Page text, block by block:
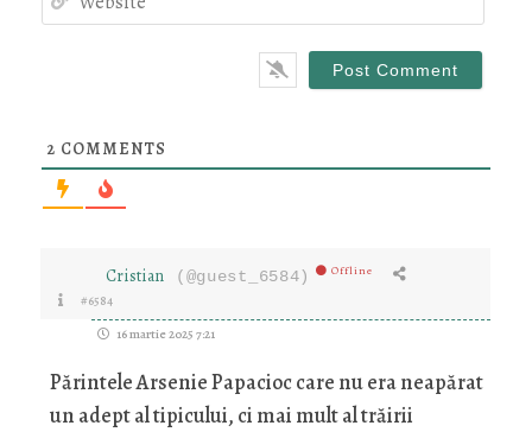
2 COMMENTS
Cristian (@guest_6584) Offline
#6584
16 martie 2025 7:21
Părintele Arsenie Papacioc care nu era neapărat
un adept al tipicului, ci mai mult al trăirii